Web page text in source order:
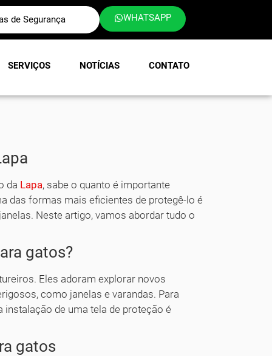
de Segurança WHATSAPP
SERVIÇOS NOTÍCIAS CONTATO
da Lapa, sabe o quanto é importante
das formas mais eficientes de protegê-lo é
Neste artigo, vamos abordar tudo o
gatos?
Eles adoram explorar novos
como janelas e varandas. Para
instalação de uma tela de proteção é
gatos